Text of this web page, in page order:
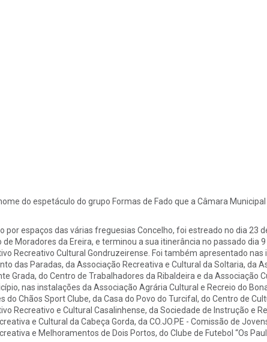
do espetáculo do grupo Formas de Fado que a Câmara
por espaços das várias freguesias Concelho, foi estreado no dia 23
de Moradores da Ereira, e terminou a sua itinerância no passado dia
Recreativo Cultural Gondruzeirense. Foi também apresentado
das Paradas, da Associação Recreativa e Cultural da Soltaria, da
Grada, do Centro de Trabalhadores da Ribaldeira e da Associação
nas instalações da Associação Agrária Cultural e Recreio do
do Chãos Sport Clube, da Casa do Povo do Turcifal, do Centro de
Recreativo e Cultural Casalinhense, da Sociedade de Instrução e
e Cultural da Cabeça Gorda, da CO.JO.PE - Comissão de
e Melhoramentos de Dois Portos, do Clube de Futebol “Os